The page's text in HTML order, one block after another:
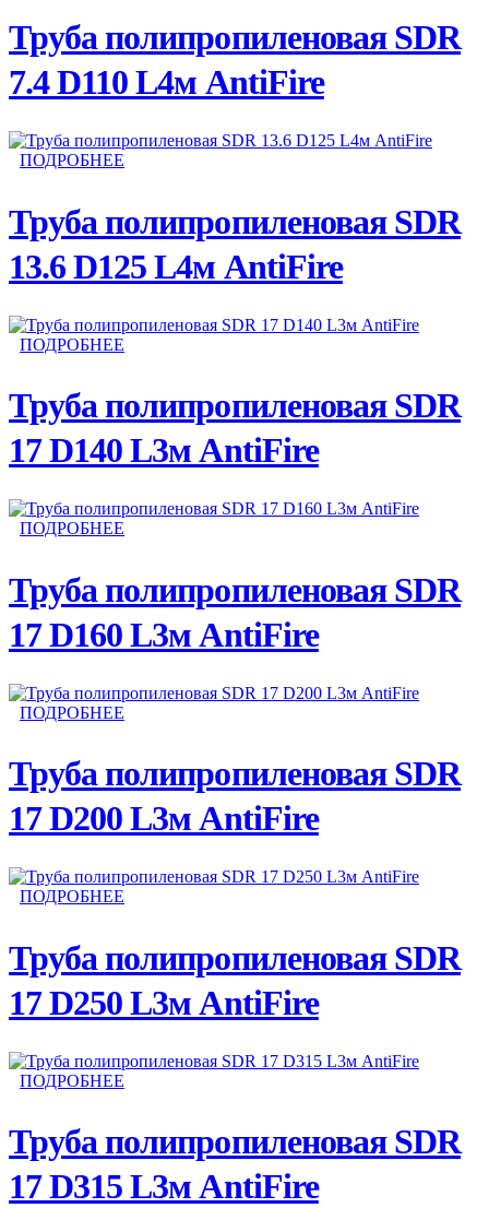
Труба полипропиленовая SDR
7.4 D110 L4м AntiFire
ПОДРОБНЕЕ
Труба полипропиленовая SDR
13.6 D125 L4м AntiFire
ПОДРОБНЕЕ
Труба полипропиленовая SDR
17 D140 L3м AntiFire
ПОДРОБНЕЕ
Труба полипропиленовая SDR
17 D160 L3м AntiFire
ПОДРОБНЕЕ
Труба полипропиленовая SDR
17 D200 L3м AntiFire
ПОДРОБНЕЕ
Труба полипропиленовая SDR
17 D250 L3м AntiFire
ПОДРОБНЕЕ
Труба полипропиленовая SDR
17 D315 L3м AntiFire